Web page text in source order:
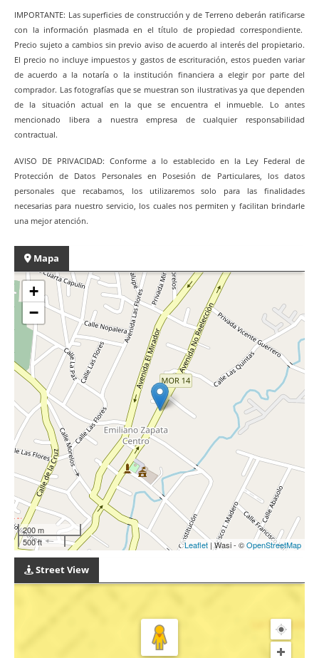
IMPORTANTE: Las superficies de construcción y de Terreno deberán ratificarse
con la información plasmada en el título de propiedad correspondiente.
Precio sujeto a cambios sin previo aviso de acuerdo al interés del propietario.
El precio no incluye impuestos y gastos de escrituración, estos pueden variar
de acuerdo a la notaría o la institución financiera a elegir por parte del
comprador. Las fotografías que se muestran son ilustrativas ya que dependen
de la situación actual en la que se encuentra el inmueble. Lo antes
mencionado libera a nuestra empresa de cualquier responsabilidad
contractual.
AVISO DE PRIVACIDAD: Conforme a lo establecido en la Ley Federal de
Protección de Datos Personales en Posesión de Particulares, los datos
personales que recabamos, los utilizaremos solo para las finalidades
necesarias para nuestro servicio, los cuales nos permiten y facilitan brindarle
una mejor atención.
Mapa
+
−
200 m
500 ft
Leaflet | Wasi - ©OpenStreetMap
Street View